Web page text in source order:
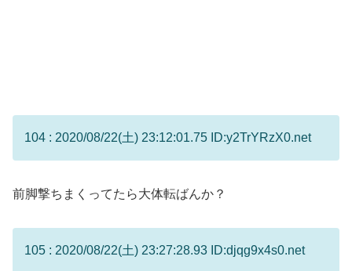
104 : 2020/08/22(土) 23:12:01.75 ID:y2TrYRzX0.net
前脚撃ちまくってたら大体転ばんか？
105 : 2020/08/22(土) 23:27:28.93 ID:djqg9x4s0.net